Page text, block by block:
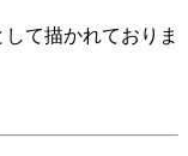
て描かれておりま